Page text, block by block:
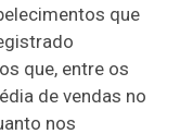
que
que, entre os
de vendas no
nos